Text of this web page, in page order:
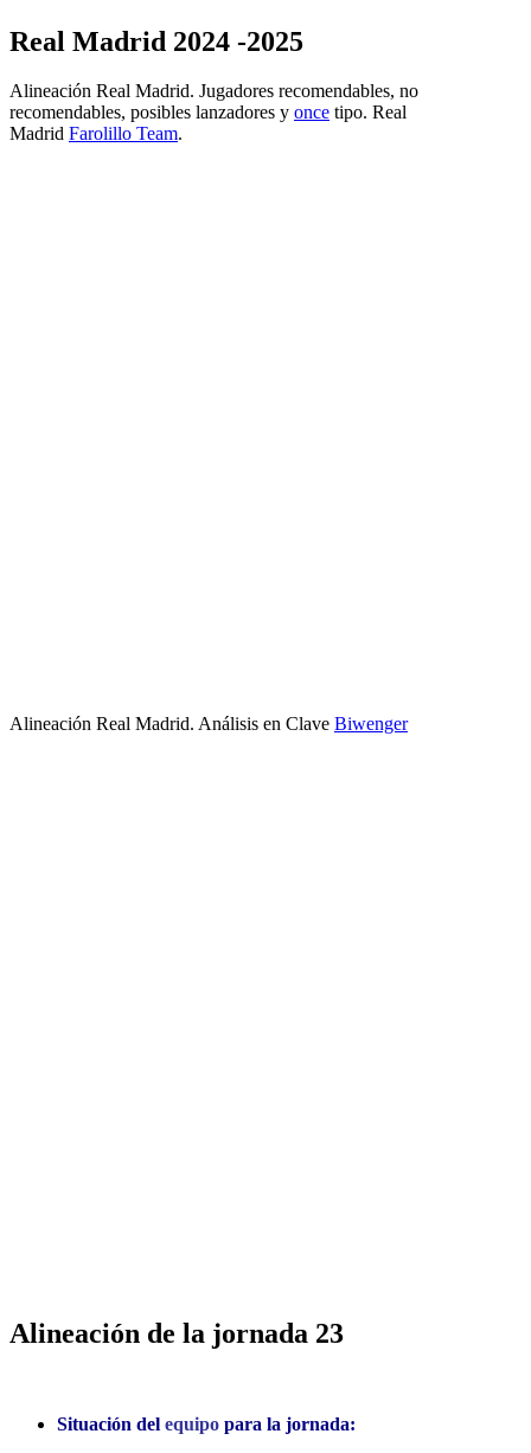
Real Madrid 2024 -2025
Alineación Real Madrid. Jugadores recomendables, no
recomendables, posibles lanzadores y once tipo. Real
Madrid Farolillo Team.
Alineación Real Madrid. Análisis en Clave Biwenger
Alineación de la jornada 23
Situación del equipo para la jornada: